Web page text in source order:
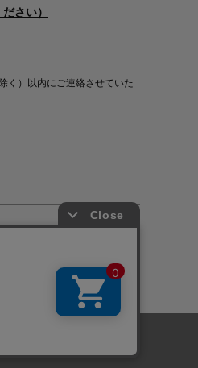
さい）
く）以内にご連絡させていた